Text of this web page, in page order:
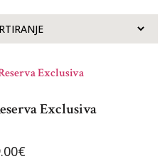
Exclusiva
€